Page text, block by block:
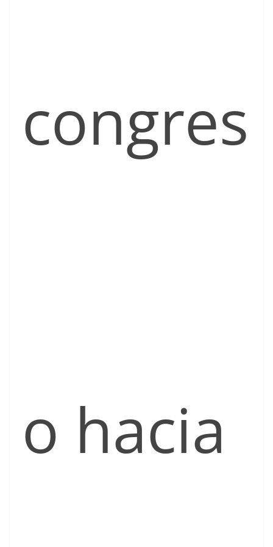
congres
o hacia